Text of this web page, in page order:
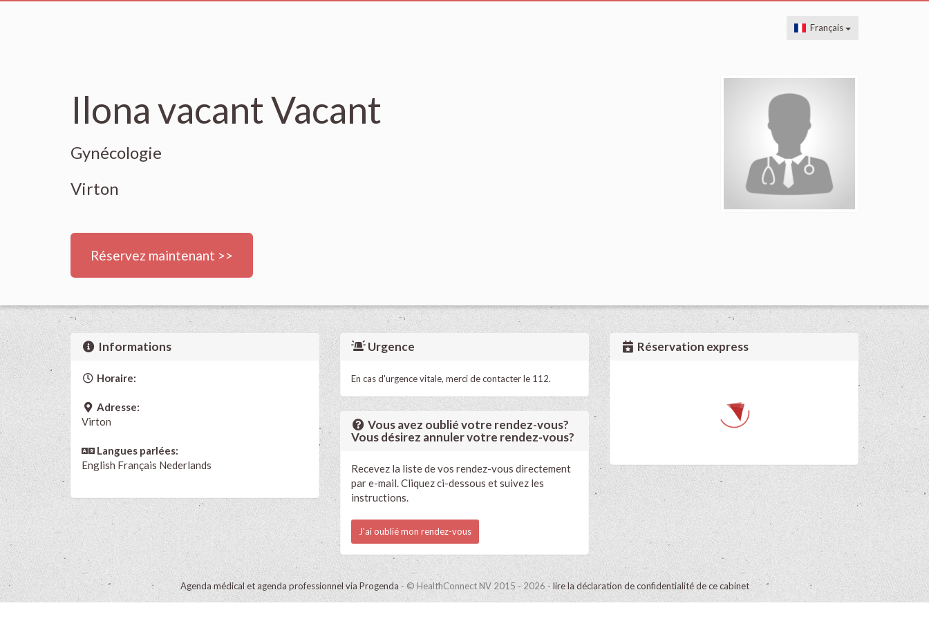
Français
Ilona vacant Vacant
Gynécologie
Virton
Réservez maintenant >>
Informations
Horaire:
Adresse:
Virton
Langues parlées:
English Français Nederlands
Urgence
En cas d'urgence vitale, merci de contacter le 112.
Vous avez oublié votre rendez-vous?
Vous désirez annuler votre rendez-vous?
Recevez la liste de vos rendez-vous directement
par e-mail. Cliquez ci-dessous et suivez les
instructions.
J'ai oublié mon rendez-vous
Réservation express
Agenda médical et agenda professionnel via Progenda - © HealthConnect NV 2015 - 2026 -lire la déclaration de confidentialité de ce cabinet